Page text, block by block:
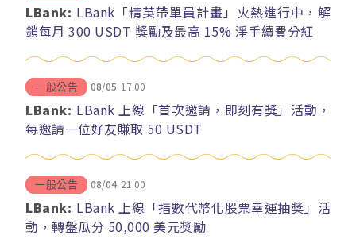
LBank: LBank「精英帶單員計畫」火熱進行中，解
鎖每月 300 USDT 獎勵及最高 15% 淨手續費分紅
一般公告 08/05 17:00
LBank: LBank 上線「首次邀請，即刻有獎」活動，
每邀請一位好友賺取 50 USDT
一般公告 08/04 21:00
LBank: LBank 上線「指數代幣化股票幸運抽獎」活
動，轉盤瓜分 50,000 美元獎勵